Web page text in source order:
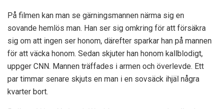
På filmen kan man se gärningsmannen närma sig en
sovande hemlös man. Han ser sig omkring för att försäkra
sig om att ingen ser honom, därefter sparkar han på mannen
för att väcka honom. Sedan skjuter han honom kallblodigt,
uppger CNN. Mannen träffades i armen och överlevde. Ett
par timmar senare skjuts en man i en sovsäck ihjäl några
kvarter bort.